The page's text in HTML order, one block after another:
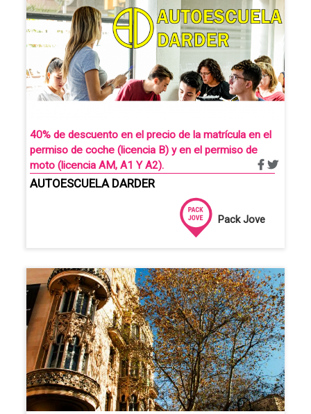
Pack Jove
40% de descuento en el precio de la matrícula en el
permiso de coche (licencia B) y en el permiso de
moto (licencia AM, A1 Y A2).
AUTOESCUELA DARDER